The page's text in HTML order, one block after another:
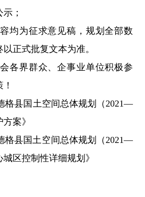
；
均为征求意见稿，规划全部数
正式批复文本为准。
各界群众、企事业单位积极参
格县国土空间总体规划（ 2021—
案》
格县国土空间总体规划（ 2021—
城区控制性详细规划》